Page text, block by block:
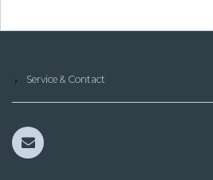
Service & Contact